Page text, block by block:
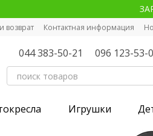
возврат Контактная информация
044 383-50-21 096 123-53-
Игрушки